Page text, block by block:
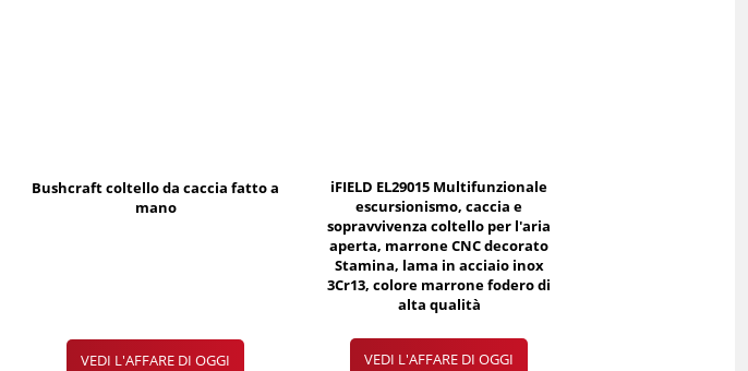
Bushcraft coltello da caccia fatto a
mano
VEDI L'AFFARE DI OGGI
iFIELD EL29015 Multifunzionale
escursionismo, caccia e
sopravvivenza coltello per l'aria
aperta, marrone CNC decorato
Stamina, lama in acciaio inox
3Cr13, colore marrone fodero di
alta qualità
VEDI L'AFFARE DI OGGI